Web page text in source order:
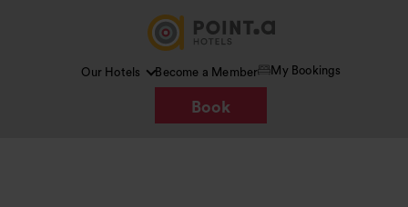
Our Hotels Become a Member My Bookings
Book